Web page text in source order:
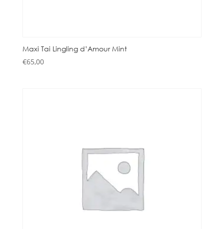
Maxi Tai Lingling d’Amour Mint
€65,00